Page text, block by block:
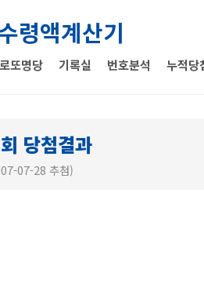
령액계산기
로또명당 기록실 번호분석 누적당
당첨결과
07-28 추첨)